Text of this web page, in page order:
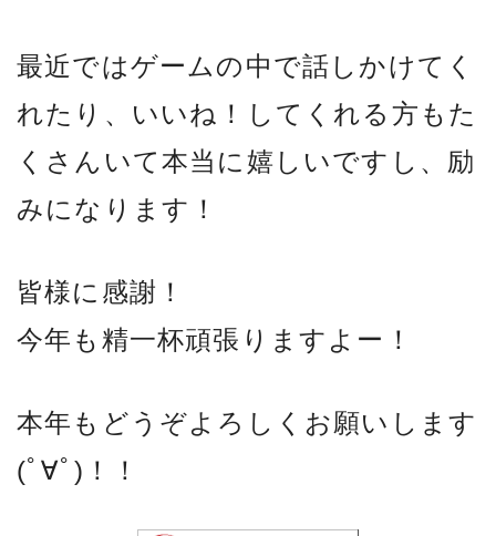
最近ではゲームの中で話しかけてく
れたり、いいね！してくれる方もた
くさんいて本当に嬉しいですし、励
みになります！
皆様に感謝！
今年も精一杯頑張りますよー！
本年もどうぞよろしくお願いします
(ﾟ∀ﾟ)！！